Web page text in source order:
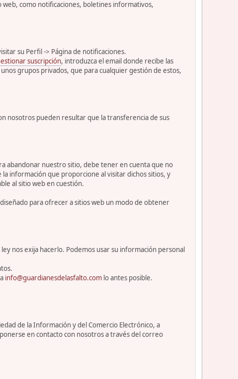
como notificaciones, boletines informativos,
su Perfil -> Página de notificaciones.
suscripción, introduzca el email donde recibe las
grupos privados, que para cualquier gestión de estos,
nosotros pueden resultar que la transferencia de sus
abandonar nuestro sitio, debe tener en cuenta que no
información que proporcione al visitar dichos sitios, y
al sitio web en cuestión.
para ofrecer a sitios web un modo de obtener
nos exija hacerlo. Podemos usar su información personal
info@guardianesdelasfalto.com lo antes posible.
de la Información y del Comercio Electrónico, a
en contacto con nosotros a través del correo